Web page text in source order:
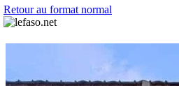
Retour au format normal